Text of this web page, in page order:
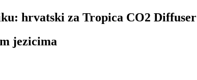
hrvatski za Tropica CO2 Diffuser
jezicima